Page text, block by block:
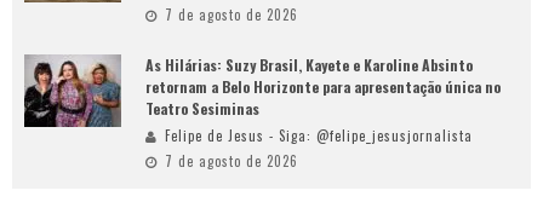
7 de agosto de 2026
As Hilárias: Suzy Brasil, Kayete e Karoline Absinto
retornam a Belo Horizonte para apresentação única no
Teatro Sesiminas
Felipe de Jesus - Siga: @felipe_jesusjornalista
7 de agosto de 2026